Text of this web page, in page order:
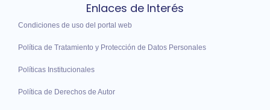
Enlaces de Interés
Condiciones de uso del portal web
Política de Tratamiento y Protección de Datos Personales
Políticas Institucionales
Política de Derechos de Autor